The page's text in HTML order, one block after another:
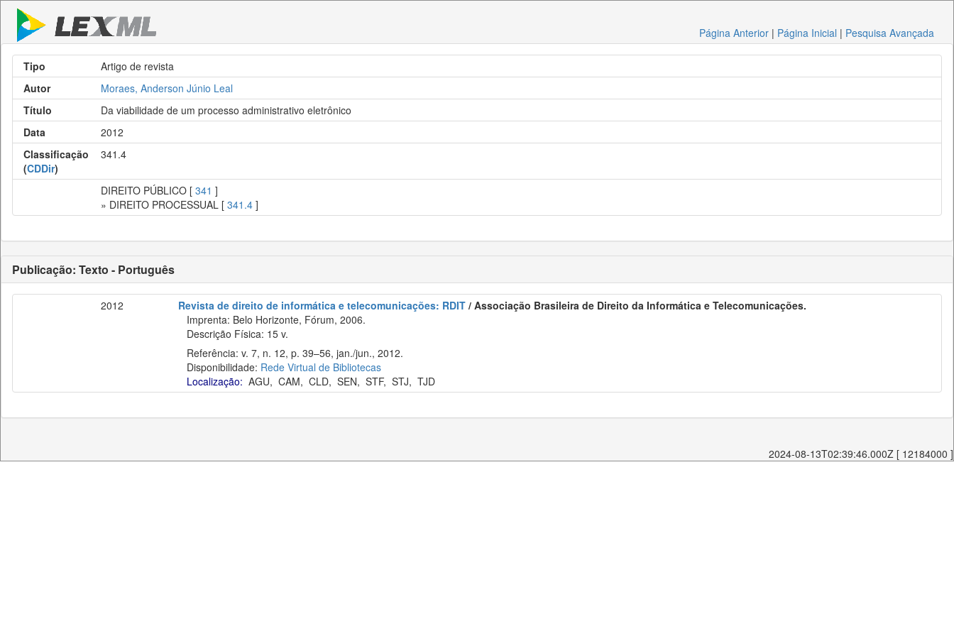
Página Anterior | Página Inicial | Pesquisa Avançada
Tipo
Artigo de revista
Autor
Moraes, Anderson Júnio Leal
Título
Da viabilidade de um processo administrativo eletrônico
Data
2012
Classificação
(CDDir)
341.4
DIREITO PÚBLICO [ 341 ]
» DIREITO PROCESSUAL [ 341.4 ]
Publicação: Texto - Português
2012 Revista de direito de informática e telecomunicações: RDIT / Associação Brasileira de Direito da Informática e Telecomunicações.
Imprenta: Belo Horizonte, Fórum, 2006.
Descrição Física: 15 v.
Referência: v. 7, n. 12, p. 39–56, jan./jun., 2012.
Disponibilidade: Rede Virtual de Bibliotecas
Localização: AGU, CAM, CLD, SEN, STF, STJ, TJD
2024-08-13T02:39:46.000Z [ 12184000 ]